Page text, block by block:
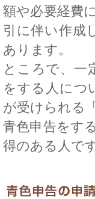
額や必要経費
引に伴い作成
あります。
ところで、一
をする人につ
が受けられる
青色申告をす
得のある人で